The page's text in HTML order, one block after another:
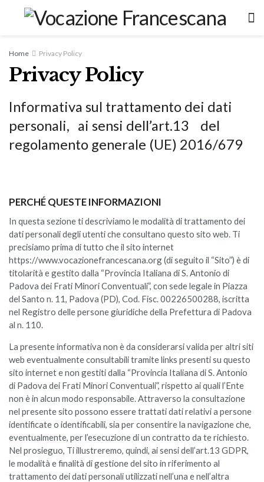
Home Privacy Policy
Privacy Policy
Informativa sul trattamento dei dati
personali, ai sensi dell’art.13 del
regolamento generale (UE) 2016/679
PERCHÉ QUESTE INFORMAZIONI
In questa sezione ti descriviamo le modalità di trattamento dei
dati personali degli utenti che consultano questo sito web. Ti
precisiamo prima di tutto che il sito internet
https://www.vocazionefrancescana.org (di seguito il “Sito”) è di
titolarità e gestito dalla “Provincia Italiana di S. Antonio di
Padova dei Frati Minori Conventuali”, con sede legale in Piazza
del Santo n. 11, Padova (PD), Cod. Fisc. 00226500288, iscritta
nel Registro delle persone giuridiche della Prefettura di Padova
al n. 110.
La presente informativa non è da considerarsi valida per altri siti
web eventualmente consultabili tramite links presenti su questo
sito internet e non gestiti dalla “Provincia Italiana di S. Antonio
di Padova dei Frati Minori Conventuali”, rispetto ai quali l’Ente
non è in alcun modo responsabile. Attraverso la consultazione
nel presente sito possono essere trattati dati relativi a persone
identificate o identificabili, sia per consentire la navigazione che,
eventualmente, per l’esecuzione di un contratto da te richiesto.
Nel prosieguo, Ti illustreremo, quindi, ai sensi dell’art.13 GDPR,
le modalità e finalità di gestione del sito in riferimento al
trattamento dei dati personali utilizzati nell’una e nell’altra